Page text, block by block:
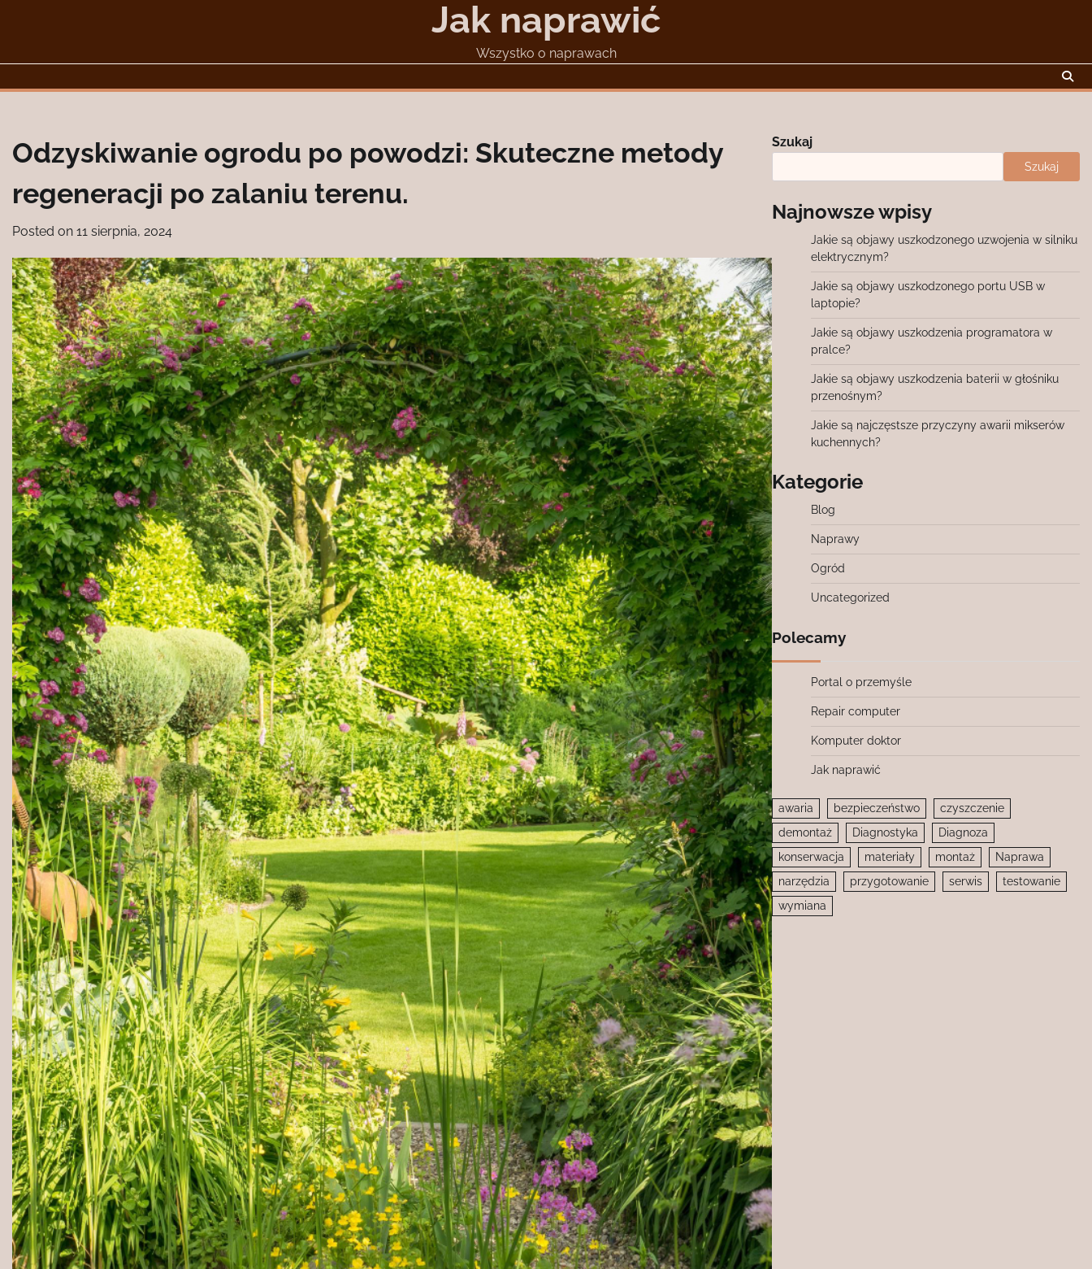
Jak naprawić
Wszystko o naprawach
Odzyskiwanie ogrodu po powodzi: Skuteczne metody
regeneracji po zalaniu terenu.
Posted on 11 sierpnia, 2024
Szukaj
Szukaj
Najnowsze wpisy
Jakie są objawy uszkodzonego uzwojenia w silniku
elektrycznym?
Jakie są objawy uszkodzonego portu USB w
laptopie?
Jakie są objawy uszkodzenia programatora w
pralce?
Jakie są objawy uszkodzenia baterii w głośniku
przenośnym?
Jakie są najczęstsze przyczyny awarii mikserów
kuchennych?
Kategorie
Blog
Naprawy
Ogród
Uncategorized
Polecamy
Portal o przemyśle
Repair computer
Komputer doktor
Jak naprawić
awaria bezpieczeństwo
czyszczenie
demontaż
Diagnostyka
Diagnoza
konserwacja
materiały montaż
Naprawa
narzędzia
przygotowanie serwis
testowanie
wymiana